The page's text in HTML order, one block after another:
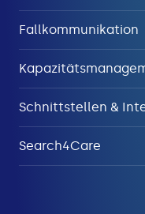
Fallkommunikation
Schnittstellen &
Search4Care